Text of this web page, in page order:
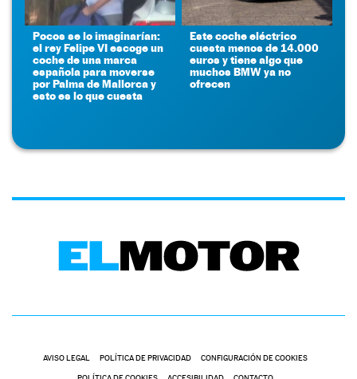
Pocos se lo imaginarían:
el rey Felipe VI escoge un
coche de una marca
española para moverse
por Palma de Mallorca y
esto es lo que cuesta
Este coche eléctrico
cuesta menos de 14.000
euros y tiene algo que
muchos BMW ya no
ofrecen
AVISO LEGAL POLÍTICA DE PRIVACIDAD CONFIGURACIÓN DE COOKIES